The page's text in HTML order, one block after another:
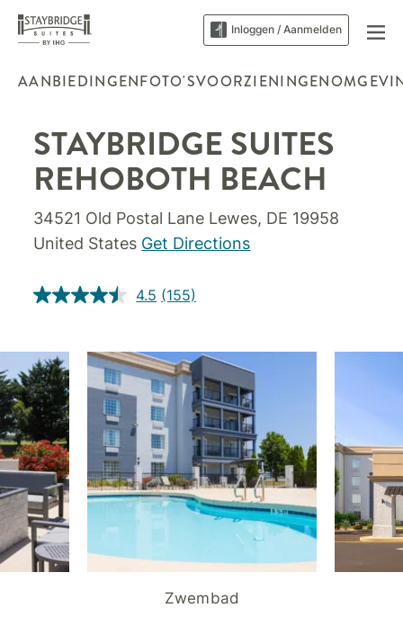
Inloggen / Aanmelden
AANBIEDINGENFOTO'SVOORZIENINGEN
STAYBRIDGE SUITES
REHOBOTH BEACH
34521 Old Postal Lane Lewes, DE 19958
United States Get Directions
4.5 (155)
Zwembad